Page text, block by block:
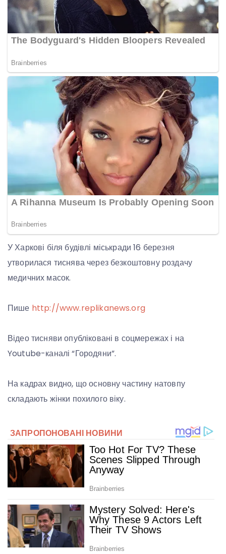
У Харкові біля будівлі міськради 16 березня
утворилася тиснява через безкоштовну роздачу
медичних масок.
Пише http://www.replikanews.org
Відео тисняви ​​опубліковані в соцмережах і на
Youtube-каналі “Городяни”.
На кадрах видно, що основну частину натовпу
складають жінки похилого віку.